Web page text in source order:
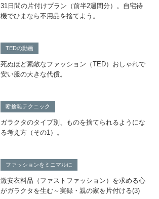
31日間の片付けプラン（前半2週間分）。自宅待
機でひまなら不用品を捨てよう。
TEDの動画
死ぬほど素敵なファッション（TED）おしゃれで
安い服の大きな代償。
断捨離テクニック
ガラクタのタイプ別、ものを捨てられるようにな
る考え方（その1）。
ファッションをミニマルに
激安衣料品（ファストファッション）を求める心
がガラクタを生む～実録・親の家を片付ける(3)